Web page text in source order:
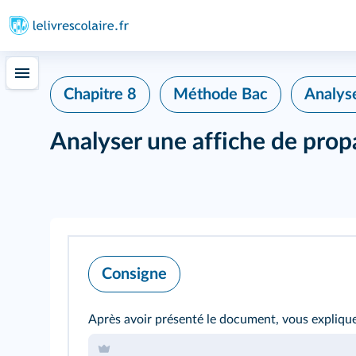
Chapitre 8 Méthode Bac
Analyser une affiche de
Consigne
Après avoir présenté le document, vous